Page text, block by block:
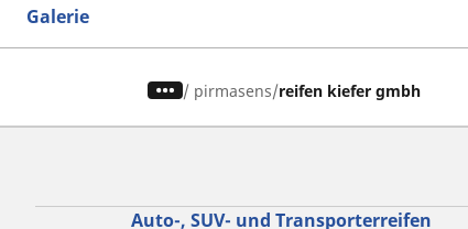
Galerie
/ pirmasens reifen kiefer gmbh
Auto-, SUV- und Transporterreifen